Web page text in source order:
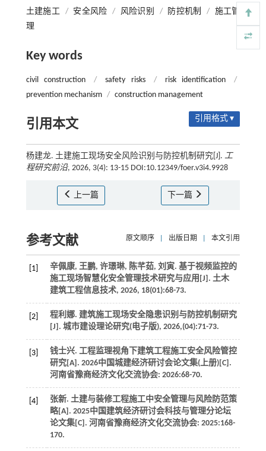
土建施工 / 安全风险 / 风险识别 / 防控机制 / 施工管
理
Key words
civil construction / safety risks / risk identification
/
prevention mechanism / construction management
引用本文 引用格式 ▾
杨建龙. 土建施工现场安全风险识别与防控机制研究[J]. 工
程研究前沿, 2026, 3(4): 13-15 DOI:10.12349/foer.v3i4.9928
上一篇 下一篇
参考文献 原文顺序 出版日期 本文引用
[1]
辛佩康, 王鹏, 许璟琳, 陈芊茹, 刘寅. 基于视频监控的
施工现场智慧化安全管理技术研究与应用[J]. 土木
建筑工程信息技术, 2026, 18(01):68-73.
[2]
程利娜. 建筑施工现场安全隐患识别与防控机制研究
[J]. 城市建设理论研究(电子版), 2026,(04):71-73.
[3]
钱士兴. 工程监理视角下建筑工程施工安全风险管控
研究[A]. 2026中国城建经济研讨会论文集(上册)[C].
河南省豫商经济文化交流协会: 2026:68-70.
[4]
张新. 土建与装修工程施工中安全管理与风险防范策
略[A]. 2025中国建筑经济研讨会科技与管理分论坛
论文集[C]. 河南省豫商经济文化交流协会: 2025:168-
170.